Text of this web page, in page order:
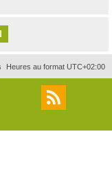
Heures au format UTC+02:00